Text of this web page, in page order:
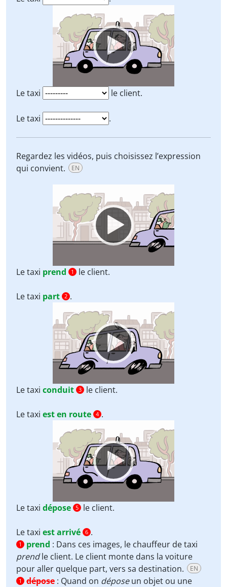
Le taxi le client.
Le taxi .
Regardez les vidéos, puis choisissez l’expression
qui convient.
EN
Le taxi prend 1 le client.
Le taxi part 2 .
Le taxi conduit 3 le client.
Le taxi est en route 4 .
Le taxi dépose 5 le client.
Le taxi est arrivé 6 .
1 prend : Dans ces images, le chauffeur de taxi
prendle client. Le client monte dans la voiture
pour aller quelque part, vers sa destination.
EN
1 dépose : Quand on déposeun objet ou une